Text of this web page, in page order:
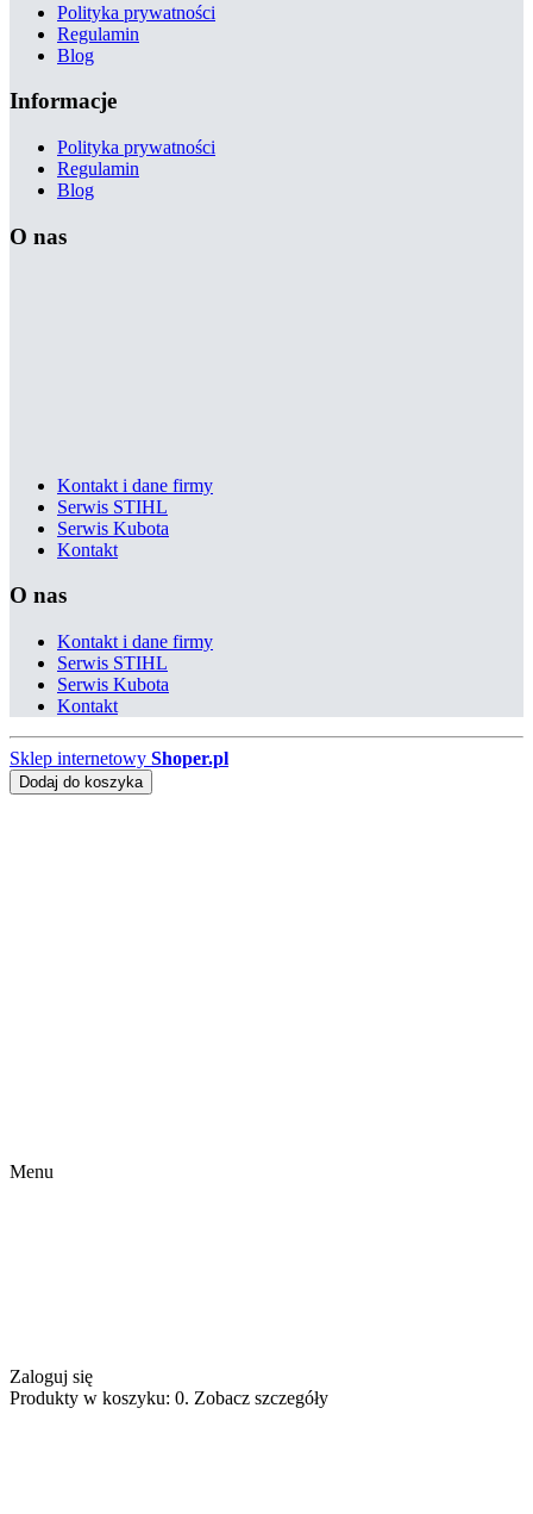
Polityka prywatności
Regulamin
Blog
Informacje
Polityka prywatności
Regulamin
Blog
O nas
Kontakt i dane firmy
Serwis STIHL
Serwis Kubota
Kontakt
O nas
Kontakt i dane firmy
Serwis STIHL
Serwis Kubota
Kontakt
Sklep internetowy Shoper.pl
Dodaj do koszyka
Menu
Zaloguj się
Produkty w koszyku: 0. Zobacz szczegóły